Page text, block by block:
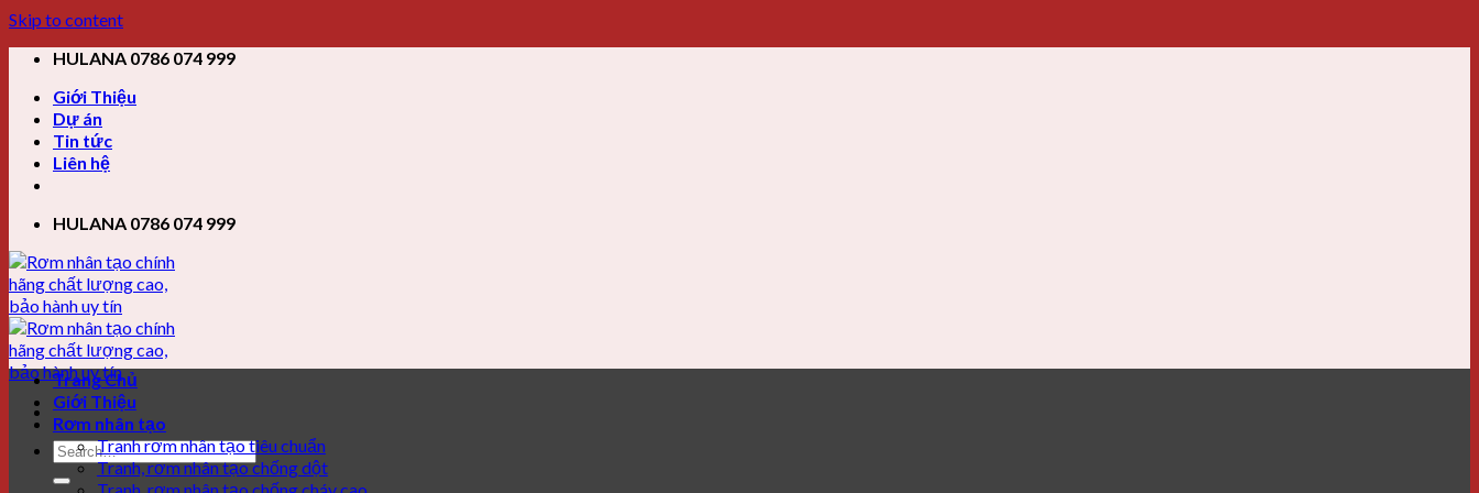
Skip to content
HULANA 0786 074 999
Giới Thiệu
Dự án
Tin tức
Liên hệ
HULANA 0786 074 999
Trang Chủ
Giới Thiệu
Rơm nhân tạo
Tranh rơm nhân tạo tiêu chuẩn
Tranh, rơm nhân tạo chống dột